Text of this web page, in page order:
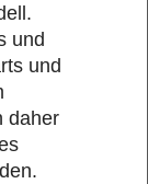
und
und
daher